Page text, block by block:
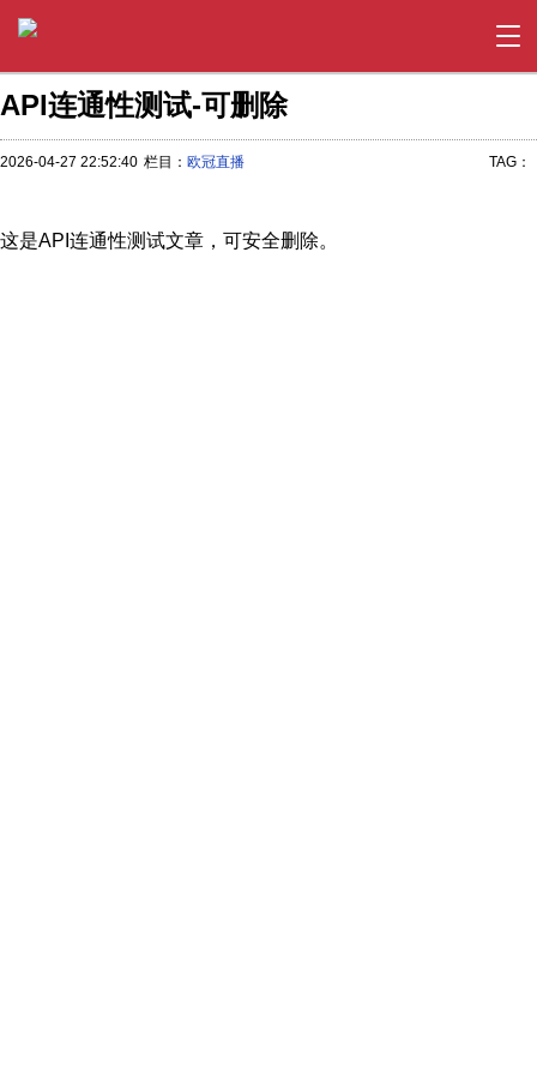
API连通性测试-可删除
2026-04-27 22:52:40 栏目： 欧冠直播 TAG：
这是API连通性测试文章，可安全删除。